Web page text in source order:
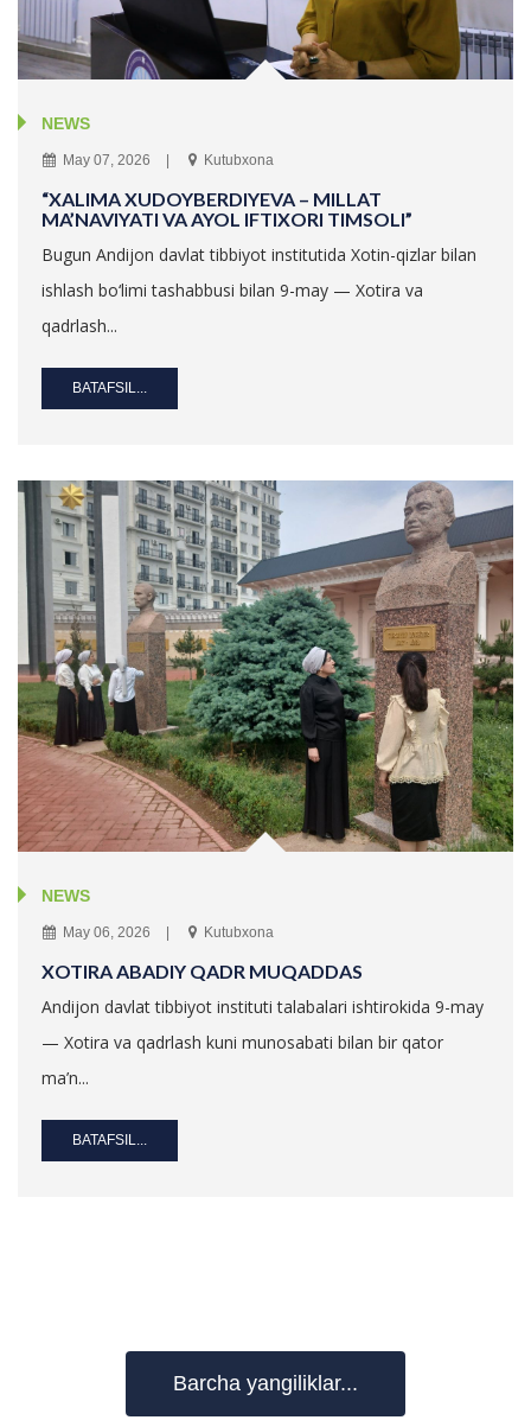
NEWS
May 07, 2026 Kutubxona
“XALIMA XUDOYBERDIYEVA – MILLAT
MA’NAVIYATI VA AYOL IFTIXORI TIMSOLI”
Bugun Andijon davlat tibbiyot institutida Xotin-qizlar bilan
ishlash bo‘limi tashabbusi bilan 9-may — Xotira va
qadrlash...
BATAFSIL...
NEWS
May 06, 2026 Kutubxona
XOTIRA ABADIY QADR MUQADDAS
Andijon davlat tibbiyot instituti talabalari ishtirokida 9-may
— Xotira va qadrlash kuni munosabati bilan bir qator
ma’n...
BATAFSIL...
Barcha yangiliklar...